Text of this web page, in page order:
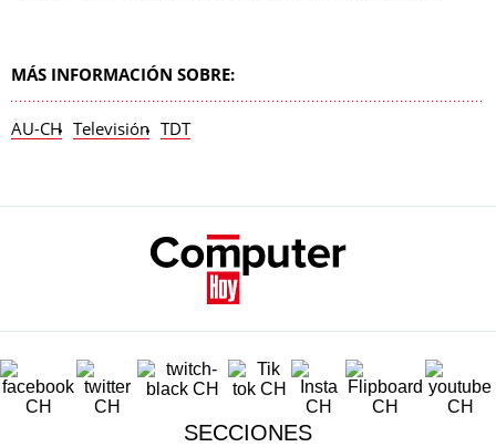
MÁS INFORMACIÓN SOBRE:
AU-CH Televisión TDT
SECCIONES